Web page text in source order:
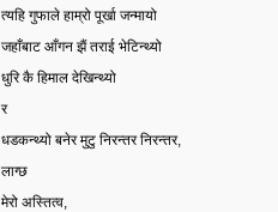
त्यहि गुफाले हाम्रो पूर्खा जन्मायो
जहाँबाट आँगन झैं तराई भेटिन्थ्यो
धुरि कै हिमाल देखिन्थ्यो
र
धडकन्थ्यो बनेर मुटु निरन्तर निरन्तर,
लाग्छ
मेरो अस्तित्व,